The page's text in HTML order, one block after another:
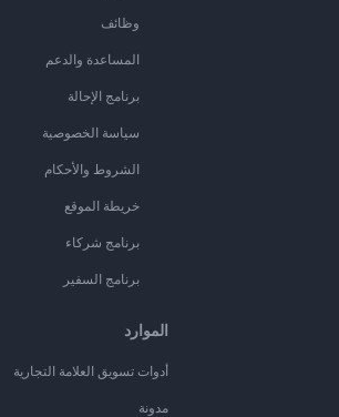
وظائف
المساعدة والدعم
برنامج الإحالة
سياسة الخصوصية
الشروط والأحكام
خريطة الموقع
برنامج شركاء
برنامج السفير
الموارد
أدوات تسويق العلامة التجارية
مدونة